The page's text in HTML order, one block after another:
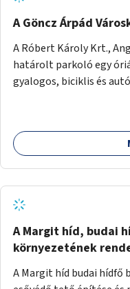
A Göncz Árpád
A Róbert Károly Krt.,
határolt parkoló egy
gyalogos, biciklis és
menti járda és a
virágágyásokkal a
A Margit híd, budai
környezetének
A Margit híd budai hídfő